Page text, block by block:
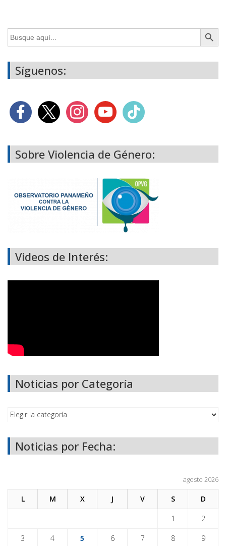
Buscar: Botón de
Síguenos:
Sobre Violencia de Género:
Videos de Interés:
Noticias por Categoría
Noticias por Fecha:
agosto 2026
L M X J V S D
1 2
3 4 5 6 7 8 9